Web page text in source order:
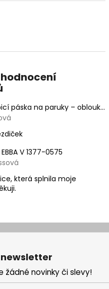
DUO-TAC lepicí páska na paruky – oblouk | Natur Hair
je 5 z 5 hvězdiček.
V 1377-0575
je 5 z 5 hvězdiček.
která splnila moje
žádné novinky či slevy!